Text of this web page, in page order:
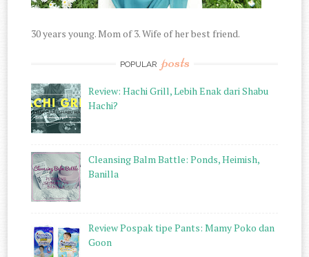
30 years young. Mom of 3. Wife of her best friend.
POPULAR posts
Review: Hachi Grill, Lebih Enak dari Shabu
Hachi?
Cleansing Balm Battle: Ponds, Heimish,
Banilla
Review Pospak tipe Pants: Mamy Poko dan
Goon